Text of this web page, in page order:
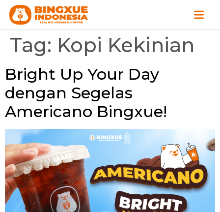
Tag: Kopi Kekinian
Bright Up Your Day
dengan Segelas
Americano Bingxue!